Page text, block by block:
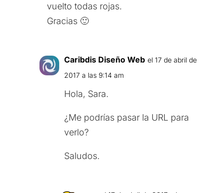
vuelto todas rojas.
Gracias 🙂
Caribdis Diseño Web el 17 de abril de
2017 a las 9:14 am
Hola, Sara.
¿Me podrías pasar la URL para
verlo?
Saludos.